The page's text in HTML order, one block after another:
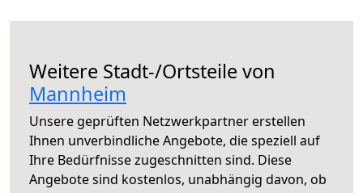
Weitere Stadt-/Ortsteile von
Mannheim
Unsere geprüften Netzwerkpartner erstellen
Ihnen unverbindliche Angebote, die speziell auf
Ihre Bedürfnisse zugeschnitten sind. Diese
Angebote sind kostenlos, unabhängig davon, ob